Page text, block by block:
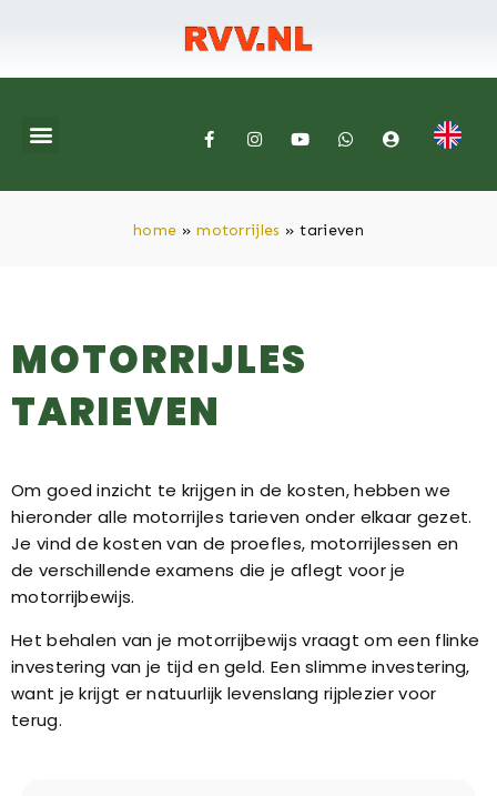
home »motorrijles »tarieven
MOTORRIJLES
TARIEVEN
Om goed inzicht te krijgen in de kosten, hebben we
hieronder alle motorrijles tarieven onder elkaar gezet.
Je vind de kosten van de proefles, motorrijlessen en
de verschillende examens die je aflegt voor je
motorrijbewijs.
Het behalen van je motorrijbewijs vraagt om een flinke
investering van je tijd en geld. Een slimme investering,
want je krijgt er natuurlijk levenslang rijplezier voor
terug.